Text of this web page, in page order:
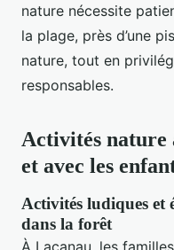
nature nécessite
la plage, près d’une
nature, tout en
responsables.
Activités nature
et avec les
Activités ludiques et
dans la forêt
À Lacanau, les